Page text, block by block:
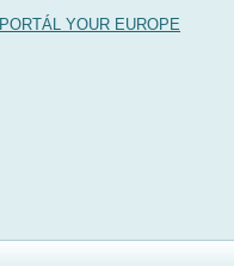
PORTÁL YOUR EUROPE